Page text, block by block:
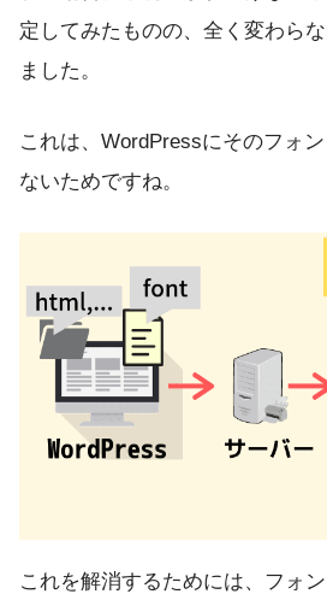
定してみたものの、全く変わら
ました。
これは、WordPressにそのフォ
ないためですね。
これを解消するためには、フォ